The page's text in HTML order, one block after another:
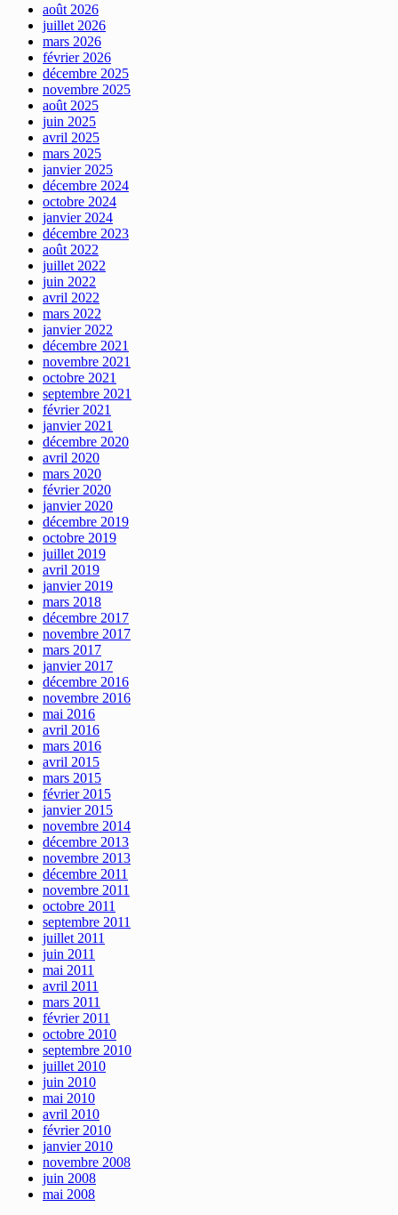
août 2026
juillet 2026
mars 2026
février 2026
décembre 2025
novembre 2025
août 2025
juin 2025
avril 2025
mars 2025
janvier 2025
décembre 2024
octobre 2024
janvier 2024
décembre 2023
août 2022
juillet 2022
juin 2022
avril 2022
mars 2022
janvier 2022
décembre 2021
novembre 2021
octobre 2021
septembre 2021
février 2021
janvier 2021
décembre 2020
avril 2020
mars 2020
février 2020
janvier 2020
décembre 2019
octobre 2019
juillet 2019
avril 2019
janvier 2019
mars 2018
décembre 2017
novembre 2017
mars 2017
janvier 2017
décembre 2016
novembre 2016
mai 2016
avril 2016
mars 2016
avril 2015
mars 2015
février 2015
janvier 2015
novembre 2014
décembre 2013
novembre 2013
décembre 2011
novembre 2011
octobre 2011
septembre 2011
juillet 2011
juin 2011
mai 2011
avril 2011
mars 2011
février 2011
octobre 2010
septembre 2010
juillet 2010
juin 2010
mai 2010
avril 2010
février 2010
janvier 2010
novembre 2008
juin 2008
mai 2008